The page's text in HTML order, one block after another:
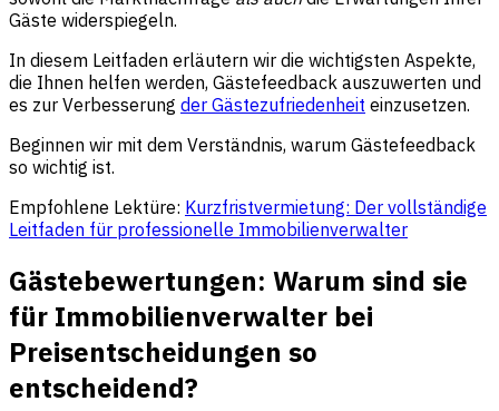
Gäste widerspiegeln.
In diesem Leitfaden erläutern wir die wichtigsten Aspekte,
die Ihnen helfen werden, Gästefeedback auszuwerten und
es zur Verbesserung der Gästezufriedenheit einzusetzen.
Beginnen wir mit dem Verständnis, warum Gästefeedback
so wichtig ist.
Empfohlene Lektüre: Kurzfristvermietung: Der vollständige
Leitfaden für professionelle Immobilienverwalter
Gästebewertungen: Warum sind sie
für Immobilienverwalter bei
Preisentscheidungen so
entscheidend?